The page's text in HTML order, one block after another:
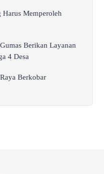
Memperoleh
Berikan Layanan
4 Desa
Berkobar